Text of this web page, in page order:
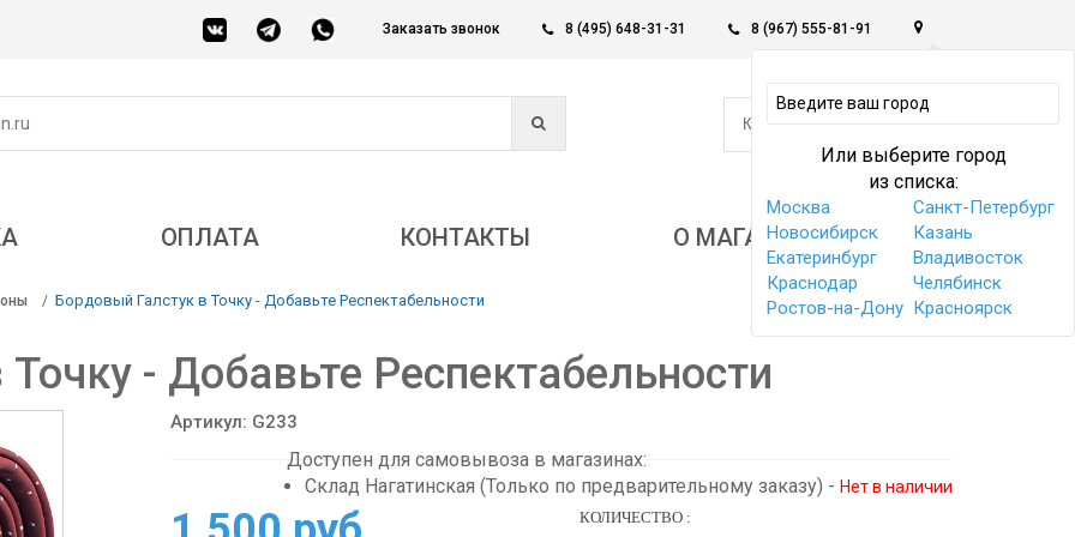
Заказать звонок 8 (495) 648-31-31 8 (967) 555-81-91
Или выберите город
из списка:
Москва
Санкт-Петербург
Новосибирск
Казань
Екатеринбург
Владивосток
Краснодар
Челябинск
Ростов-на-Дону Красноярск
КОРЗИНА -
0
ОПЛАТА КОНТАКТЫ О МАГАЗИНЕ
Бордовый Галстук в Точку - Добавьте Респектабельности
- Добавьте Респектабельности
Артикул: G233
Доступен для самовывоза в магазинах:
Склад Нагатинская (Только по предварительному заказу) - Нет в наличии
КОЛИЧЕСТВО :